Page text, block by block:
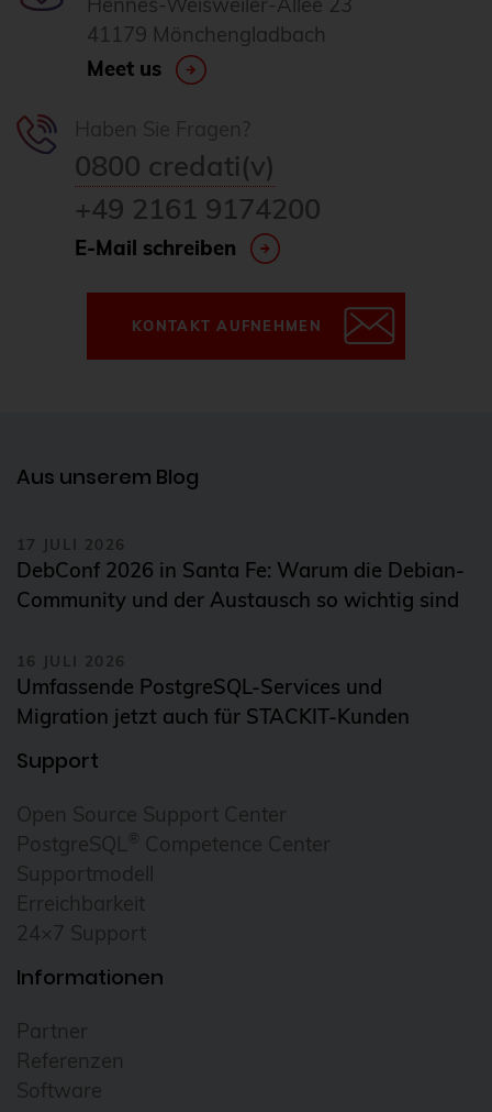
Hennes-Weisweiler-Allee 23
41179 Mönchengladbach
Meet us
0800 credati(v)
+49 2161 9174200
E-Mail schreiben
KONTAKT AUFNEHMEN
Aus unserem Blog
17 JULI 2026
DebConf 2026 in Santa Fe: Warum die Debian-
Community und der Austausch so wichtig sind
16 JULI 2026
Umfassende PostgreSQL-Services und
Migration jetzt auch für STACKIT-Kunden
Support
Open Source Support Center
PostgreSQL ® Competence Center
Supportmodell
Erreichbarkeit
24×7 Support
Informationen
Partner
Referenzen
Software